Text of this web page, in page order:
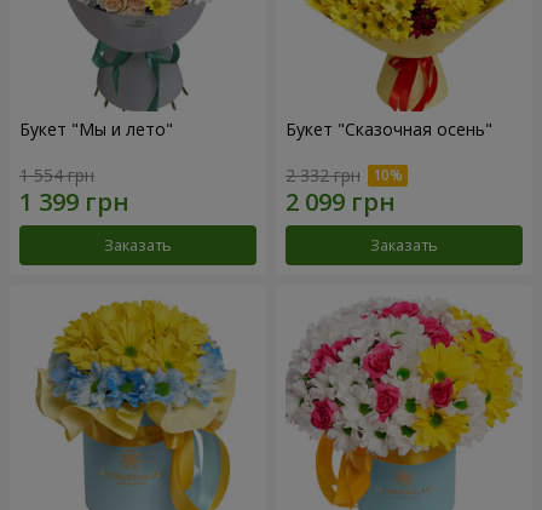
Букет "Мы и лето"
1 554 грн
Заказать
Букет "Сказочная осень"
2 332 грн
Заказать